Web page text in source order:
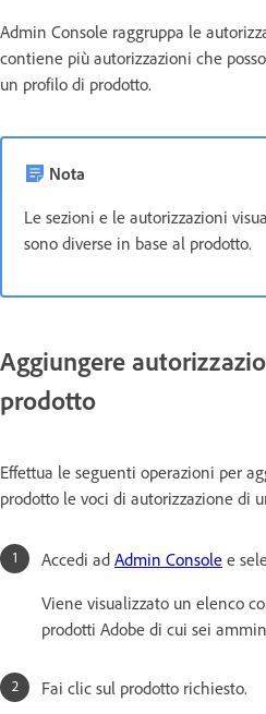
Admin Console raggruppa le
contiene più autorizzazioni che
un profilo di prodotto.
Nota
Le sezioni e le autorizzazioni
sono diverse in base al prodotto.
Aggiungere
prodotto
Effettua le seguenti operazioni per
prodotto le voci di autorizzazione di
Accedi ad Admin Console e
Viene visualizzato un elenco
prodotti Adobe di cui sei
Fai clic sul prodotto richiesto.